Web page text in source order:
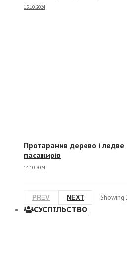
15.10.2024
Протаранив дерево і ледве
пасажирів
14.10.2024
PREV NEXT Showing
СУСПIЛЬСТВО